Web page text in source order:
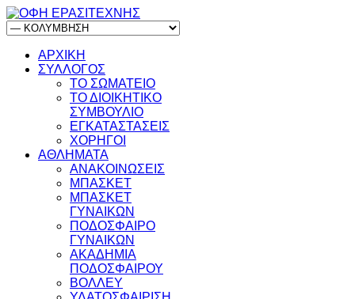
ΑΡΧΙΚΗ
ΣΥΛΛΟΓΟΣ
ΤΟ ΣΩΜΑΤΕΙΟ
ΤΟ ΔΙΟΙΚΗΤΙΚΟ
ΣΥΜΒΟΥΛΙΟ
ΕΓΚΑΤΑΣΤΑΣΕΙΣ
ΧΟΡΗΓΟΙ
ΑΘΛΗΜΑΤΑ
ΑΝΑΚΟΙΝΩΣΕΙΣ
ΜΠΑΣΚΕΤ
ΜΠΑΣΚΕΤ
ΓΥΝΑΙΚΩΝ
ΠΟΔΟΣΦΑΙΡΟ
ΓΥΝΑΙΚΩΝ
ΑΚΑΔΗΜΙΑ
ΠΟΔΟΣΦΑΙΡΟΥ
ΒΟΛΛΕΥ